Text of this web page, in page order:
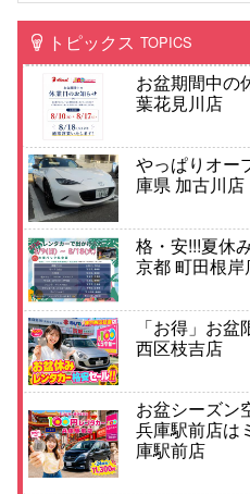
トピックス TOPICS
お盆期間中の
葉花見川店
やっぱりオー
庫県 加古川店
格・安!!!夏休
京都 町田根岸
「お得」お
西区枝吉店
お盆シーズン
兵庫駅前店は
庫駅前店